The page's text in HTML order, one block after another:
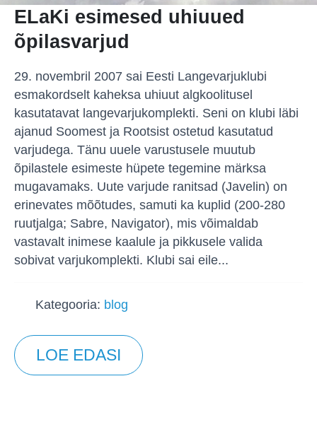
ELaKi esimesed uhiuued
õpilasvarjud
29. novembril 2007 sai Eesti Langevarjuklubi
esmakordselt kaheksa uhiuut algkoolitusel
kasutatavat langevarjukomplekti. Seni on klubi läbi
ajanud Soomest ja Rootsist ostetud kasutatud
varjudega. Tänu uuele varustusele muutub
õpilastele esimeste hüpete tegemine märksa
mugavamaks. Uute varjude ranitsad (Javelin) on
erinevates mõõtudes, samuti ka kuplid (200-280
ruutjalga; Sabre, Navigator), mis võimaldab
vastavalt inimese kaalule ja pikkusele valida
sobivat varjukomplekti. Klubi sai eile...
Kategooria: blog
LOE EDASI